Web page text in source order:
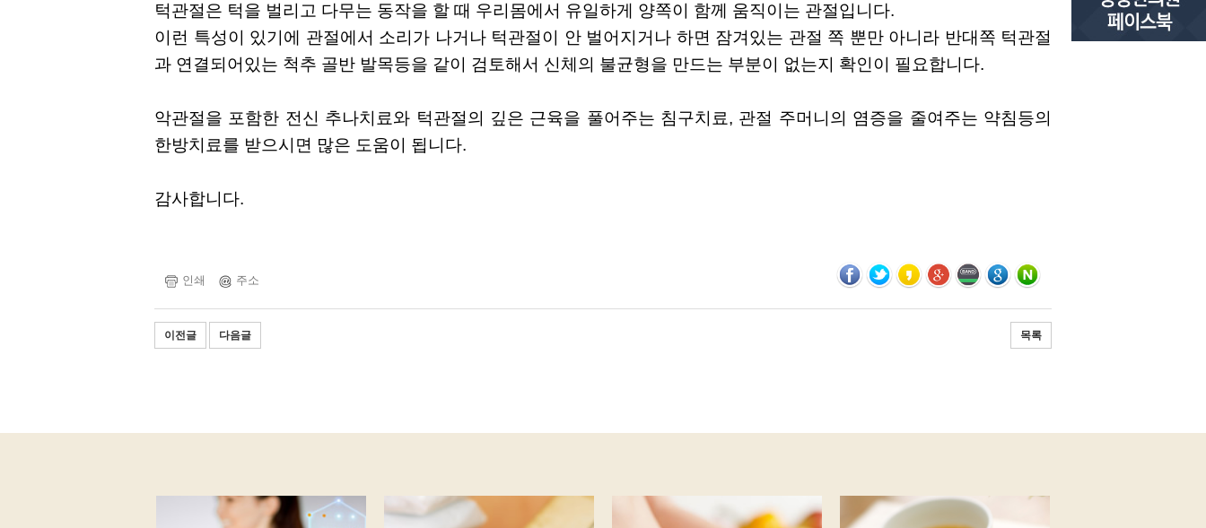
턱관절은 턱을 벌리고 다무는 동작을 할 때 우리몸에서 유일하게 양쪽이 함께 움직이는 관절입니다.
이런 특성이 있기에 관절에서 소리가 나거나 턱관절이 안 벌어지거나 하면 잠겨있는 관절 쪽 뿐만 아니라 반대쪽 턱관절
과 연결되어있는 척추 골반 발목등을 같이 검토해서 신체의 불균형을 만드는 부분이 없는지 확인이 필요합니다.
악관절을 포함한 전신 추나치료와 턱관절의 깊은 근육을 풀어주는 침구치료, 관절 주머니의 염증을 줄여주는 약침등의
한방치료를 받으시면 많은 도움이 됩니다.
감사합니다.
인쇄 주소
이전글 다음글 목록